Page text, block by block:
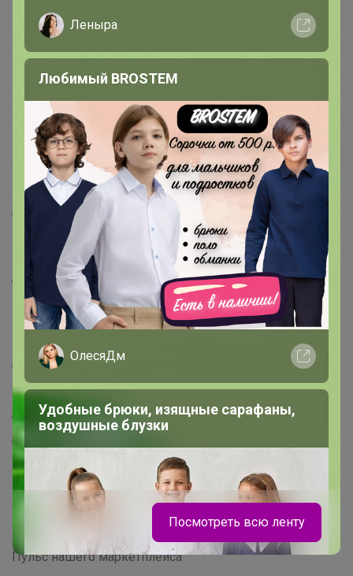
Реклама на сайте
Поставщикам
Вакансии
support@24-ok.ru
Написать в поддержку
Защита покупателя
Помощь
О нас
Все предложения
Анонсы
Новости
Поддержка альпак
Самое выгодное
Хиты продаж
Самое желанное
Самое быстрое
Начать зарабатывать с 24-ok
Picabox.ru - Лучшее место для ваших изображений
Розыгрыш - Генератор случайных чисел
Пульс нашего маркетплейса
Леныра
Любимый BROSTEM
ОлесяДм
Удобные брюки, изящные сарафаны,
воздушные блузки
Посмотреть всю ленту